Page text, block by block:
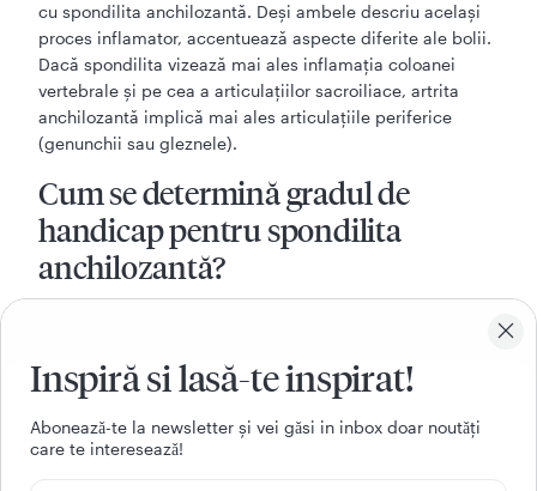
cu spondilita anchilozantă. Deși ambele descriu același
proces inflamator, accentuează aspecte diferite ale bolii.
Dacă spondilita vizează mai ales inflamația coloanei
vertebrale și pe cea a articulațiilor sacroiliace, artrita
anchilozantă implică mai ales articulațiile periferice
(genunchii sau gleznele).
Cum se determină gradul de
handicap pentru spondilita
anchilozantă?
Acest scor evaluează diferite aspecte ale vieții de zi cu zi,
precum:
Capacitatea de a face cumpărături singur;
Inspiră si lasă-te inspirat!
Aboneazǎ-te la newsletter și vei gǎsi in inbox doar noutǎți
care te intereseazǎ!